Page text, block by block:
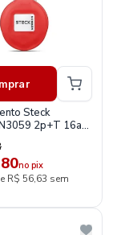
Steck
2p+T 16a
no pix
R$ 56,63 sem